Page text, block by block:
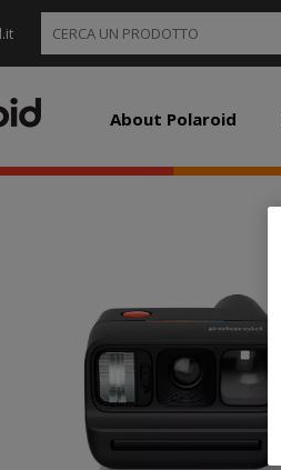
About Polaroid